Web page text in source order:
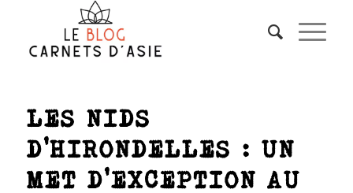
LES NIDS
D’HIRONDELLES : UN
MET D’EXCEPTION AU